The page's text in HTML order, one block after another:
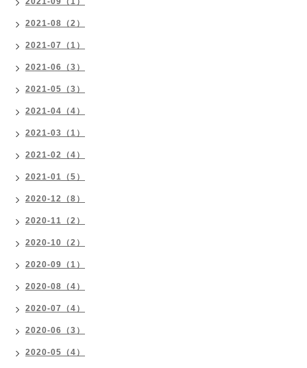
2021-08（2）
2021-07（1）
2021-06（3）
2021-05（3）
2021-04（4）
2021-03（1）
2021-02（4）
2021-01（5）
2020-12（8）
2020-11（2）
2020-10（2）
2020-09（1）
2020-08（4）
2020-07（4）
2020-06（3）
2020-05（4）